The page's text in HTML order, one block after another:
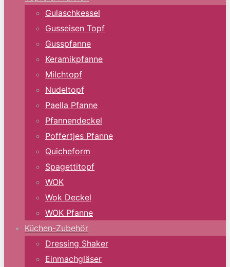
Gulaschkessel
Gusseisen Topf
Gusspfanne
Keramikpfanne
Milchtopf
Nudeltopf
Paella Pfanne
Pfannendeckel
Poffertjes Pfanne
Quicheform
Spagettitopf
WOK
Wok Deckel
WOK Pfanne
Küchen-Zubehör
Dressing Shaker
Einmachgläser